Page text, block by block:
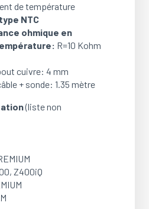
de température
NTC
ohmique en
R=10 Kohm
cuivre: 4 mm
+ sonde: 1.35 mètre
(liste non
Z400iQ